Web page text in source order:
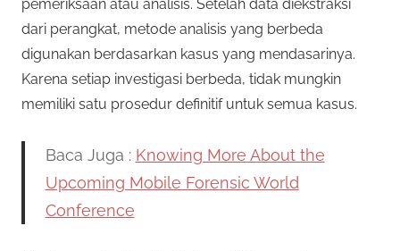
pemeriksaan atau analisis. Setelah data diekstraksi
dari perangkat, metode analisis yang berbeda
digunakan berdasarkan kasus yang mendasarinya.
Karena setiap investigasi berbeda, tidak mungkin
memiliki satu prosedur definitif untuk semua kasus.
Baca Juga : Knowing More About the
Upcoming Mobile Forensic World
Conference